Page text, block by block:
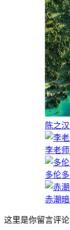
陈之
李老
多伦
赤潮
这里是你留言评